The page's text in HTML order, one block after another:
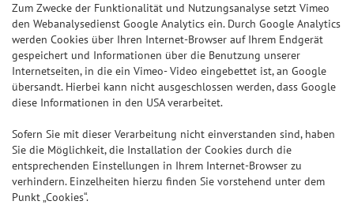
Zum Zwecke der Funktionalität und Nutzungsanalyse setzt Vimeo
den Webanalysedienst Google Analytics ein. Durch Google Analytics
werden Cookies über Ihren Internet-Browser auf Ihrem Endgerät
gespeichert und Informationen über die Benutzung unserer
Internetseiten, in die ein Vimeo- Video eingebettet ist, an Google
übersandt. Hierbei kann nicht ausgeschlossen werden, dass Google
diese Informationen in den USA verarbeitet.
Sofern Sie mit dieser Verarbeitung nicht einverstanden sind, haben
Sie die Möglichkeit, die Installation der Cookies durch die
entsprechenden Einstellungen in Ihrem Internet-Browser zu
verhindern. Einzelheiten hierzu finden Sie vorstehend unter dem
Punkt „Cookies“.